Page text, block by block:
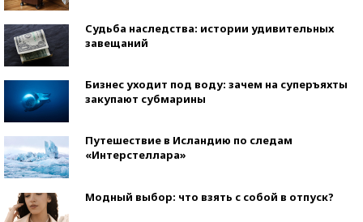
Судьба наследства: истории удивительных
завещаний
Бизнес уходит под воду: зачем на суперъяхты
закупают субмарины
Путешествие в Исландию по следам
«Интерстеллара»
Модный выбор: что взять с собой в отпуск?